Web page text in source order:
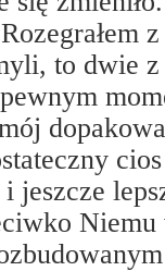
to dwie z
jeszcze